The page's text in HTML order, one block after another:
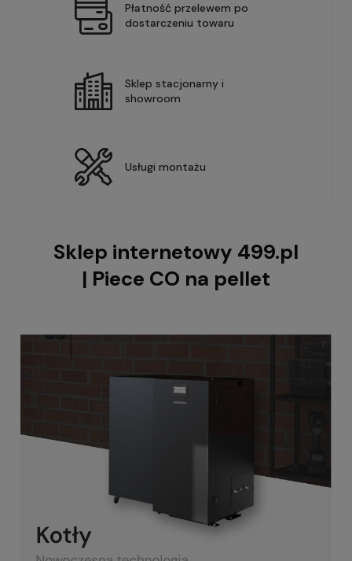
Płatność przelewem po
dostarczeniu towaru
Sklep stacjonarny i
showroom
Usługi montażu
Sklep internetowy 499.pl
| Piece CO na pellet